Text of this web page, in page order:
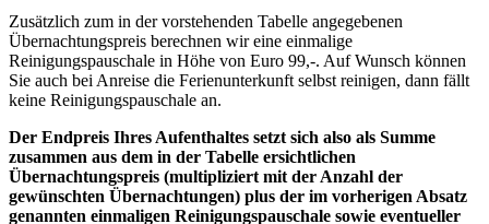
Zusätzlich zum in der vorstehenden Tabelle angegebenen
Übernachtungspreis berechnen wir eine einmalige
Reinigungspauschale in Höhe von Euro 99,-. Auf Wunsch können
Sie auch bei Anreise die Ferienunterkunft selbst reinigen, dann fällt
keine Reinigungspauschale an.
Der Endpreis Ihres Aufenthaltes setzt sich also als Summe
zusammen aus dem in der Tabelle ersichtlichen
Übernachtungspreis (multipliziert mit der Anzahl der
gewünschten Übernachtungen) plus der im vorherigen Absatz
genannten einmaligen Reinigungspauschale sowie eventueller